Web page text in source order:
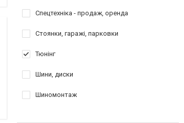
Спецтехніка - продаж, оренда
Стоянки, гаражі, парковки
Тюнінг
Шини, диски
Шиномонтаж